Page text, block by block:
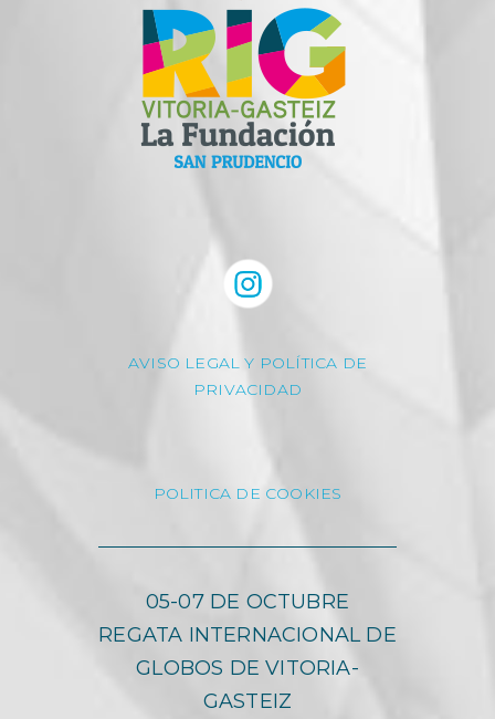
AVISO LEGAL Y POLÍTICA DE
PRIVACIDAD
POLITICA DE COOKIES
05-07 DE OCTUBRE
REGATA INTERNACIONAL DE
GLOBOS DE VITORIA-
GASTEIZ